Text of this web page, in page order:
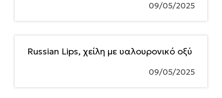
09/05/2025
Russian Lips, χείλη με υαλουρονικό οξύ
09/05/2025